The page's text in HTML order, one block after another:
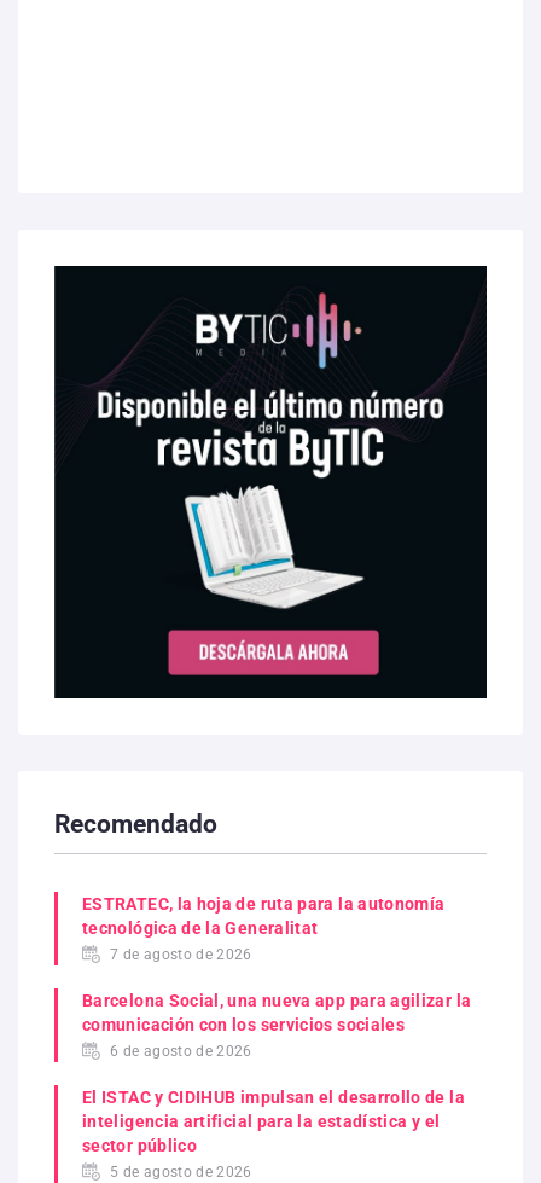
Recomendado
ESTRATEC, la hoja de ruta para la autonomía
tecnológica de la Generalitat
7 de agosto de 2026
Barcelona Social, una nueva app para agilizar la
comunicación con los servicios sociales
6 de agosto de 2026
El ISTAC y CIDIHUB impulsan el desarrollo de la
inteligencia artificial para la estadística y el
sector público
5 de agosto de 2026